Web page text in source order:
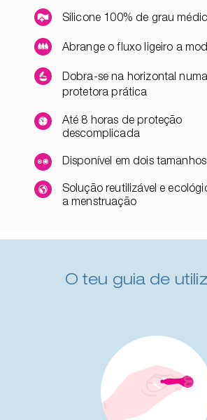
Silicone 100% de grau
Abrange o fluxo ligeiro a
Dobra-se na horizontal
protetora prática
Até 8 horas de proteção
descomplicada
Disponível em dois
Solução reutilizável e
a menstruação
O teu guia de